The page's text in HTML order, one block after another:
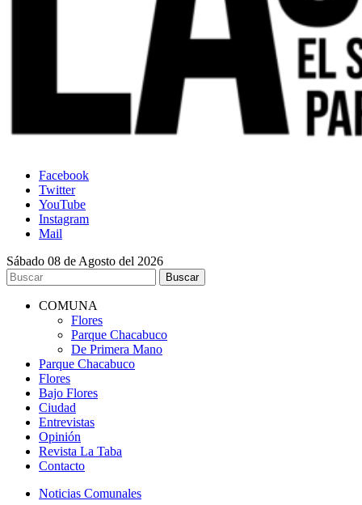
Facebook
Twitter
YouTube
Instagram
Mail
Sábado 08 de Agosto del 2026
COMUNA
Flores
Parque Chacabuco
De Primera Mano
Parque Chacabuco
Flores
Bajo Flores
Ciudad
Entrevistas
Opinión
Revista La Taba
Contacto
Noticias Comunales